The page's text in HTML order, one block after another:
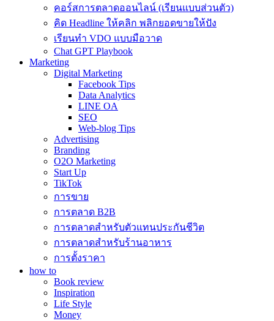
คอร์สการตลาดออนไลน์ (เรียนแบบส่วนตัว)
คิด Headline ให้คลิก พลิกยอดขายให้ปัง
เรียนทำ VDO แบบมือวาด
Chat GPT Playbook
Marketing
Digital Marketing
Facebook Tips
Data Analytics
LINE OA
SEO
Web-blog Tips
Advertising
Branding
O2O Marketing
Start Up
TikTok
การขาย
การตลาด B2B
การตลาดสำหรับตัวแทนประกันชีวิต
การตลาดสำหรับร้านอาหาร
การตั้งราคา
how to
Book review
Inspiration
Life Style
Money